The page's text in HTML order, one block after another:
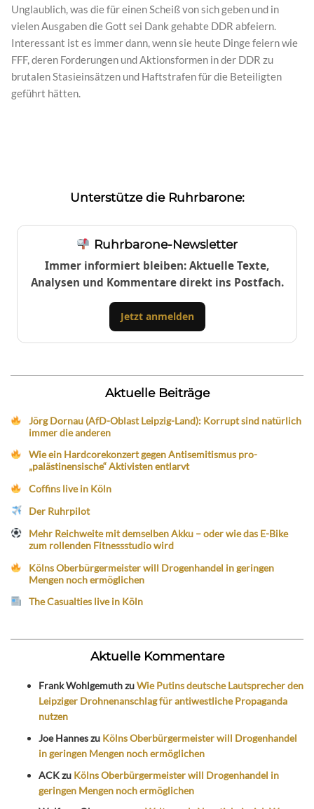
Unglaublich, was die für einen Scheiß von sich geben und in
vielen Ausgaben die Gott sei Dank gehabte DDR abfeiern.
Interessant ist es immer dann, wenn sie heute Dinge feiern wie
FFF, deren Forderungen und Aktionsformen in der DDR zu
brutalen Stasieinsätzen und Haftstrafen für die Beteiligten
geführt hätten.
Unterstütze die Ruhrbarone:
Ruhrbarone-Newsletter
Immer informiert bleiben: Aktuelle Texte,
Analysen und Kommentare direkt ins Postfach.
Jetzt anmelden
Aktuelle Beiträge
Jörg Dornau (AfD-Oblast Leipzig-Land): Korrupt sind natürlich
immer die anderen
Wie ein Hardcorekonzert gegen Antisemitismus pro-
„palästinensische“ Aktivisten entlarvt
Coffins live in Köln
Der Ruhrpilot
Mehr Reichweite mit demselben Akku – oder wie das E-Bike
zum rollenden Fitnessstudio wird
Kölns Oberbürgermeister will Drogenhandel in geringen
Mengen noch ermöglichen
The Casualties live in Köln
Aktuelle Kommentare
Frank WohlgemuthzuWie Putins deutsche Lautsprecher den
Leipziger Drohnenanschlag für antiwestliche Propaganda
nutzen
Joe Hanneszu Kölns Oberbürgermeister will Drogenhandel
in geringen Mengen noch ermöglichen
ACKzu Kölns Oberbürgermeister will Drogenhandel in
geringen Mengen noch ermöglichen